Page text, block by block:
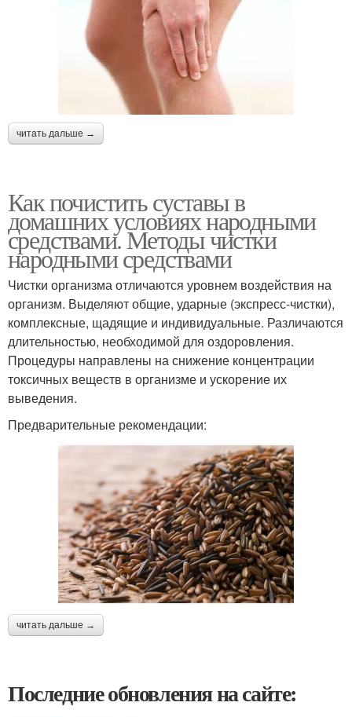
читать дальше →
Как почистить суставы в
домашних условиях народными
средствами. Методы чистки
народными средствами
Чистки организма отличаются уровнем воздействия на
организм. Выделяют общие, ударные (экспресс-чистки),
комплексные, щадящие и индивидуальные. Различаются
длительностью, необходимой для оздоровления.
Процедуры направлены на снижение концентрации
токсичных веществ в организме и ускорение их
выведения.
Предварительные рекомендации:
читать дальше →
Последние обновления на сайте: